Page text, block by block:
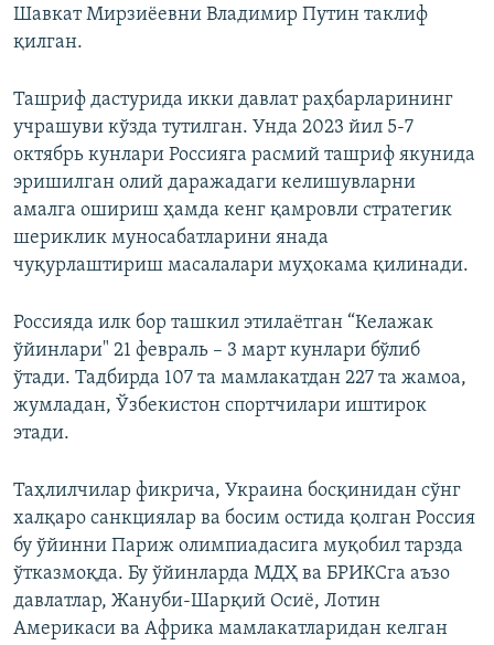
Шавкат Мирзиёевни Владимир Путин таклиф
қилган.
Ташриф дастурида икки давлат раҳбарларининг
учрашуви кўзда тутилган. Унда 2023 йил 5-7
октябрь кунлари Россияга расмий ташриф якунида
эришилган олий даражадаги келишувларни
амалга ошириш ҳамда кенг қамровли стратегик
шериклик муносабатларини янада
чуқурлаштириш масалалари муҳокама қилинади.
Россияда илк бор ташкил этилаётган “Келажак
ўйинлари" 21 февраль – 3 март кунлари бўлиб
ўтади. Тадбирда 107 та мамлакатдан 227 та жамоа,
жумладан, Ўзбекистон спортчилари иштирок
этади.
Таҳлилчилар фикрича, Украина босқинидан сўнг
халқаро санкциялар ва босим остида қолган Россия
бу ўйинни Париж олимпиадасига муқобил тарзда
ўтказмоқда. Бу ўйинларда МДҲ ва БРИКСга аъзо
давлатлар, Жануби-Шарқий Осиё, Лотин
Америкаси ва Африка мамлакатларидан келган